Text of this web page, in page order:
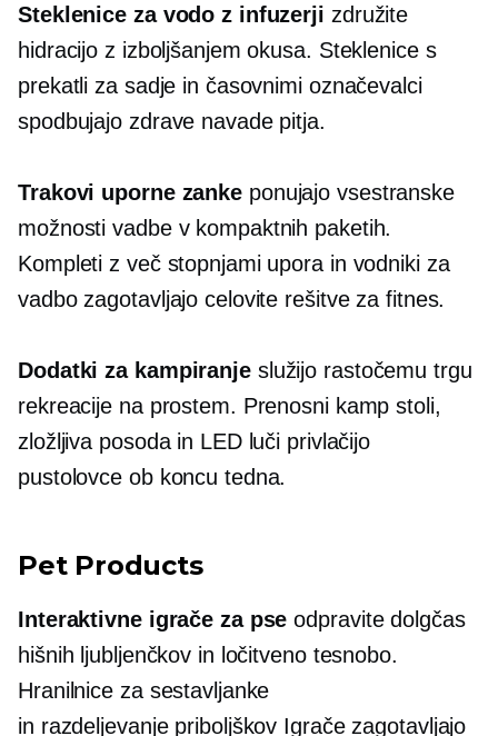
Steklenice za vodo z infuzerji združite
hidracijo z izboljšanjem okusa. Steklenice s
prekatli za sadje in časovnimi označevalci
spodbujajo zdrave navade pitja.
Trakovi uporne zanke ponujajo vsestranske
možnosti vadbe v kompaktnih paketih.
Kompleti z več stopnjami upora in vodniki za
vadbo zagotavljajo celovite rešitve za fitnes.
Dodatki za kampiranjeslužijo rastočemu trgu
rekreacije na prostem. Prenosni kamp stoli,
zložljiva posoda in LED luči privlačijo
pustolovce ob koncu tedna.
Pet Products
Interaktivne igrače za pse odpravite dolgčas
hišnih ljubljenčkov in ločitveno tesnobo.
Hranilnice za sestavljanke
in razdeljevanje priboljškov Igrače zagotavljajo